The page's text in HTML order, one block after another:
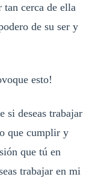
tan cerca de ella
de su ser y
esto!
si deseas trabajar
que cumplir y
que tú en
trabajar en mi